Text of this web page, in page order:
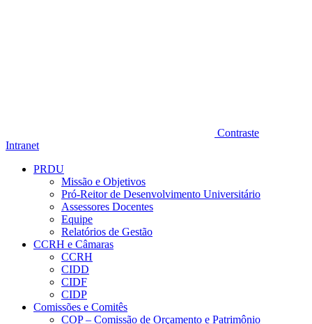
Contraste
Intranet
PRDU
Missão e Objetivos
Pró-Reitor de Desenvolvimento Universitário
Assessores Docentes
Equipe
Relatórios de Gestão
CCRH e Câmaras
CCRH
CIDD
CIDF
CIDP
Comissões e Comitês
COP – Comissão de Orçamento e Patrimônio